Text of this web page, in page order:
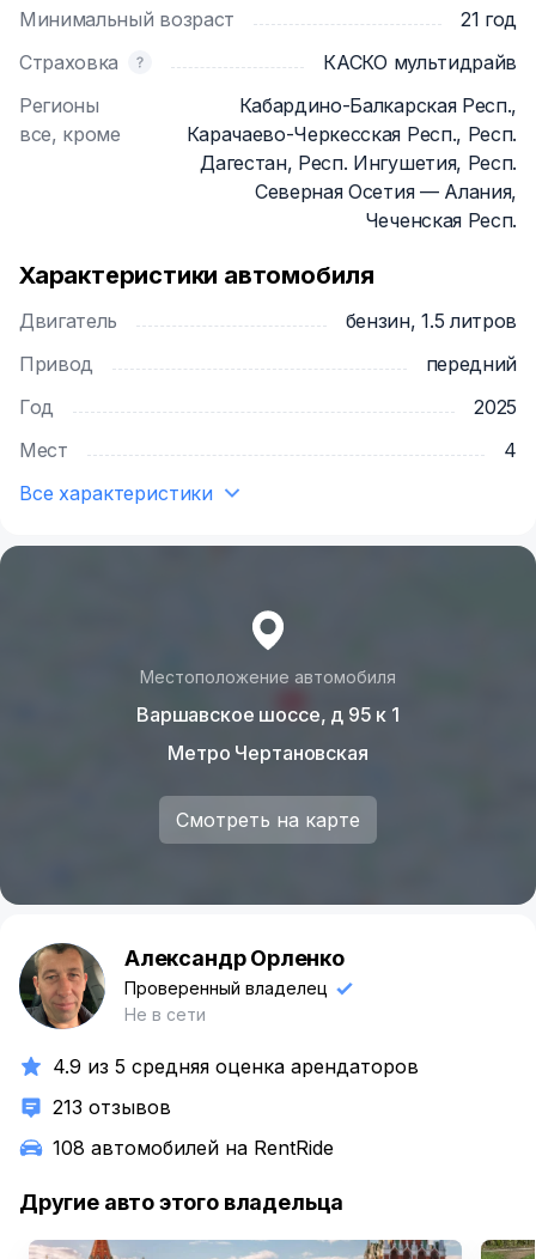
✅ Камера заднего вида и парктроник для легкой
парковки
поездок
📄 Минимальный возраст водителя: 21 года
Почему выбирают нас?
✅ Прозрачные тарифы без скрытых платежей
✅ Регулярное техническое обслуживание
✅ Возможность аренды с доставкой по вашему
адресу
Минимальный возраст
21 год
Страховка
КАСКО мультидрайв
Регионы
все, кроме
Кабардино-Балкарская Респ.,
Карачаево-Черкесская Респ., Респ.
Дагестан, Респ. Ингушетия, Респ.
Северная Осетия — Алания,
Чеченская Респ.
Характеристики автомобиля
Двигатель
бензин, 1.5 литров
Привод
передний
Год
2025
Мест
4
Все характеристики
Местоположение автомобиля
Варшавское шоссе, д 95 к 1
Метро Чертановская
Смотреть на карте
А Александр Орленко
Проверенный владелец
Не в сети
4.9 из 5 средняя оценка арендаторов
213 отзывов
108 автомобилей на RentRide
Другие авто этого владельца